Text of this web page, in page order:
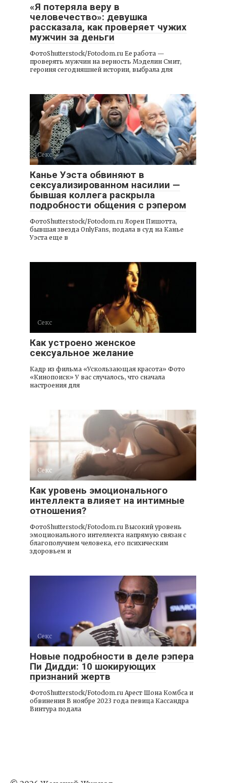
«Я потеряла веру в
человечество»: девушка
рассказала, как проверяет чужих
мужчин за деньги
ФотоShutterstock/Fotodom.ru Ее работа —
проверять мужчин на верность Мэделин Смит,
героиня сегодняшней истории, выбрала для
Секс
Канье Уэста обвиняют в
сексуализированном насилии —
бывшая коллега раскрыла
подробности общения с рэпером
ФотоShutterstock/Fotodom.ru Лорен Пишотта,
бывшая звезда OnlyFans, подала в суд на Канье
Уэста еще в
Секс
Как устроено женское
сексуальное желание
Кадр из фильма «Ускользающая красота» Фото
«Кинопоиск» У вас случалось, что сначала
настроения для
Секс
Как уровень эмоционального
интеллекта влияет на интимные
отношения?
ФотоShutterstock/Fotodom.ru Высокий уровень
эмоционального интеллекта напрямую связан с
благополучием человека, его психическим
здоровьем и
Секс
Новые подробности в деле рэпера
Пи Дидди: 10 шокирующих
признаний жертв
ФотоShutterstock/Fotodom.ru Арест Шона Комбса и
обвинения В ноябре 2023 года певица Кассандра
Винтура подала